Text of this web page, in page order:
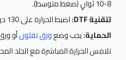
8-10 ثوانٍ (ضغط متوسط).
لتقنية DTF:
اضبط الحرارة على 130 درجة مئوية لمدة 10-12 ثانية.
الحماية:يجب وضعورق تفلونأو
تلامس الحرارة المباشرة مع الجلد